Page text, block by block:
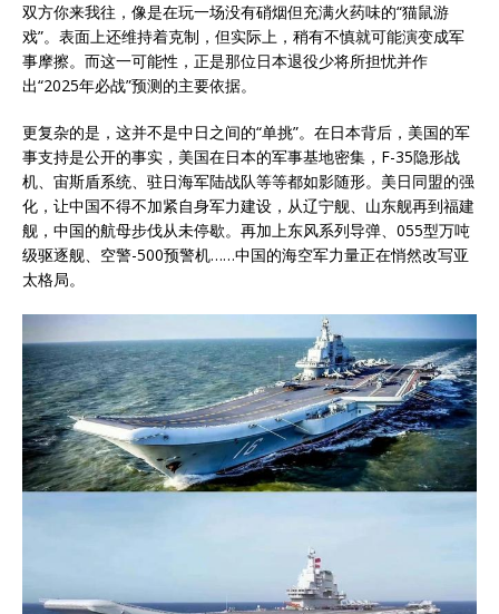
双方你来我往，像是在玩一场没有硝烟但充满火药味的“猫鼠游
戏”。表面上还维持着克制，但实际上，稍有不慎就可能演变成军
事摩擦。而这一可能性，正是那位日本退役少将所担忧并作
出“2025年必战”预测的主要依据。
更复杂的是，这并不是中日之间的“单挑”。在日本背后，美国的军
事支持是公开的事实，美国在日本的军事基地密集，F-35隐形战
机、宙斯盾系统、驻日海军陆战队等等都如影随形。美日同盟的强
化，让中国不得不加紧自身军力建设，从辽宁舰、山东舰再到福建
舰，中国的航母步伐从未停歇。再加上东风系列导弹、055型万吨
级驱逐舰、空警-500预警机……中国的海空军力量正在悄然改写亚
太格局。